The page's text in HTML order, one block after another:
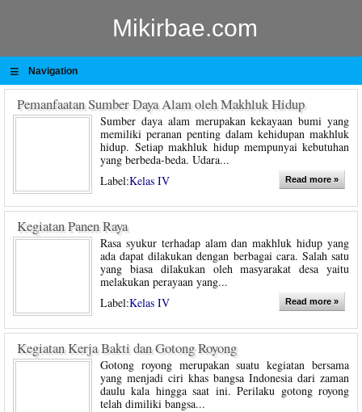
Mikirbae.com
≡ Navigation
Pemanfaatan Sumber Daya Alam oleh Makhluk Hidup
Sumber daya alam merupakan kekayaan bumi yang
memiliki peranan penting dalam kehidupan makhluk
hidup. Setiap makhluk hidup mempunyai kebutuhan
yang berbeda-beda. Udara...
Label:Kelas IV Read more »
Kegiatan Panen Raya
Rasa syukur terhadap alam dan makhluk hidup yang
ada dapat dilakukan dengan berbagai cara. Salah satu
yang biasa dilakukan oleh masyarakat desa yaitu
melakukan perayaan yang...
Label:Kelas IV Read more »
Kegiatan Kerja Bakti dan Gotong Royong
Gotong royong merupakan suatu kegiatan bersama
yang menjadi ciri khas bangsa Indonesia dari zaman
daulu kala hingga saat ini. Perilaku gotong royong
telah dimiliki bangsa...